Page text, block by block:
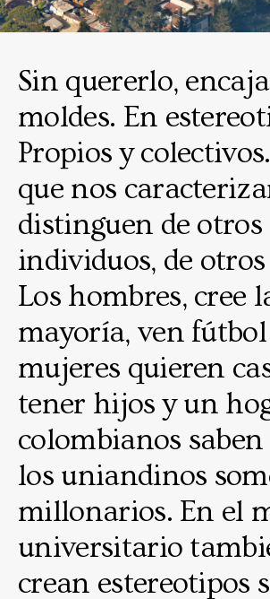
Sin quererlo,
moldes. En
Propios y
que nos
distinguen de otros
individuos, de
Los hombres, cree
mayoría, ven
mujeres quieren
tener hijos y un
colombianos saben
los uniandinos
millonarios. En el
universitario
crean estereotipos